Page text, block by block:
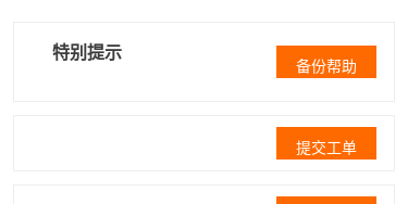
特别提示
备份帮助
提交工单